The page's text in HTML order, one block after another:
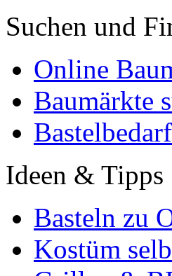
Suchen und
Online
Baumärkte
Ideen & Tipps
Basteln zu
Kostüm